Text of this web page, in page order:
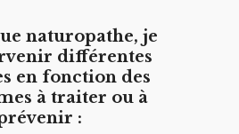
naturopathe, je
différentes
en fonction des
à traiter ou à
: